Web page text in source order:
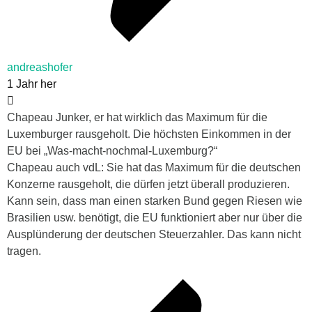
andreashofer
1 Jahr her
Chapeau Junker, er hat wirklich das Maximum für die
Luxemburger rausgeholt. Die höchsten Einkommen in der
EU bei „Was-macht-nochmal-Luxemburg?“
Chapeau auch vdL: Sie hat das Maximum für die deutschen
Konzerne rausgeholt, die dürfen jetzt überall produzieren.
Kann sein, dass man einen starken Bund gegen Riesen wie
Brasilien usw. benötigt, die EU funktioniert aber nur über die
Ausplünderung der deutschen Steuerzahler. Das kann nicht
tragen.